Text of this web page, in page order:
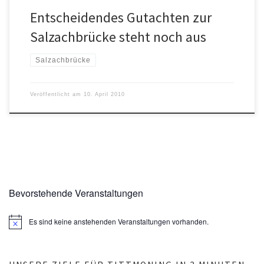
Entscheidendes Gutachten zur
Salzachbrücke steht noch aus
Salzachbrücke
Veröffentlicht am 10. April 2010
Bevorstehende Veranstaltungen
H
Es sind keine anstehenden Veranstaltungen vorhanden.